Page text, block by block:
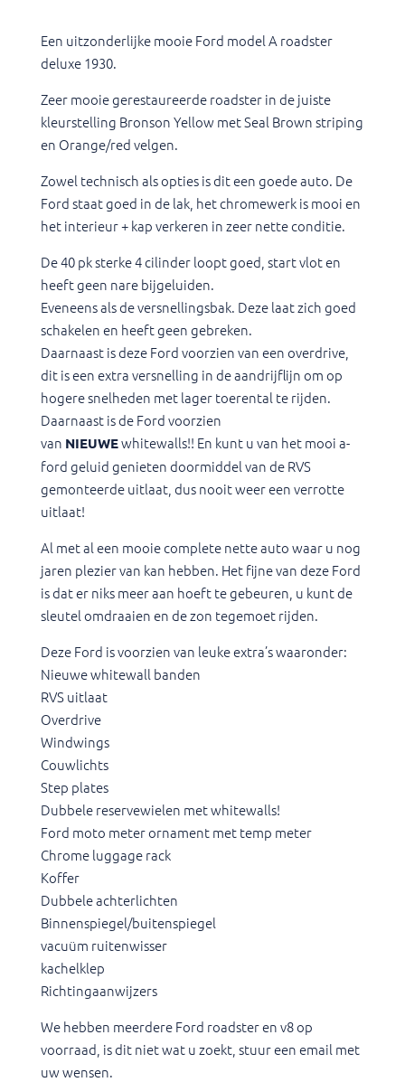
Een uitzonderlijke mooie Ford model A roadster
deluxe 1930.
Zeer mooie gerestaureerde roadster in de juiste
kleurstelling Bronson Yellow met Seal Brown striping
en Orange/red velgen.
Zowel technisch als opties is dit een goede auto. De
Ford staat goed in de lak, het chromewerk is mooi en
het interieur + kap verkeren in zeer nette conditie.
De 40 pk sterke 4 cilinder loopt goed, start vlot en
heeft geen nare bijgeluiden.
Eveneens als de versnellingsbak. Deze laat zich goed
schakelen en heeft geen gebreken.
Daarnaast is deze Ford voorzien van een overdrive,
dit is een extra versnelling in de aandrijflijn om op
hogere snelheden met lager toerental te rijden.
Daarnaast is de Ford voorzien
van NIEUWEwhitewalls!! En kunt u van het mooi a-
ford geluid genieten doormiddel van de RVS
gemonteerde uitlaat, dus nooit weer een verrotte
uitlaat!
Al met al een mooie complete nette auto waar u nog
jaren plezier van kan hebben. Het fijne van deze Ford
is dat er niks meer aan hoeft te gebeuren, u kunt de
sleutel omdraaien en de zon tegemoet rijden.
Deze Ford is voorzien van leuke extra’s waaronder:
Nieuwe whitewall banden
RVS uitlaat
Overdrive
Windwings
Couwlichts
Step plates
Dubbele reservewielen met whitewalls!
Ford moto meter ornament met temp meter
Chrome luggage rack
Koffer
Dubbele achterlichten
Binnenspiegel/buitenspiegel
vacuüm ruitenwisser
kachelklep
Richtingaanwijzers
We hebben meerdere Ford roadster en v8 op
voorraad, is dit niet wat u zoekt, stuur een email met
uw wensen.